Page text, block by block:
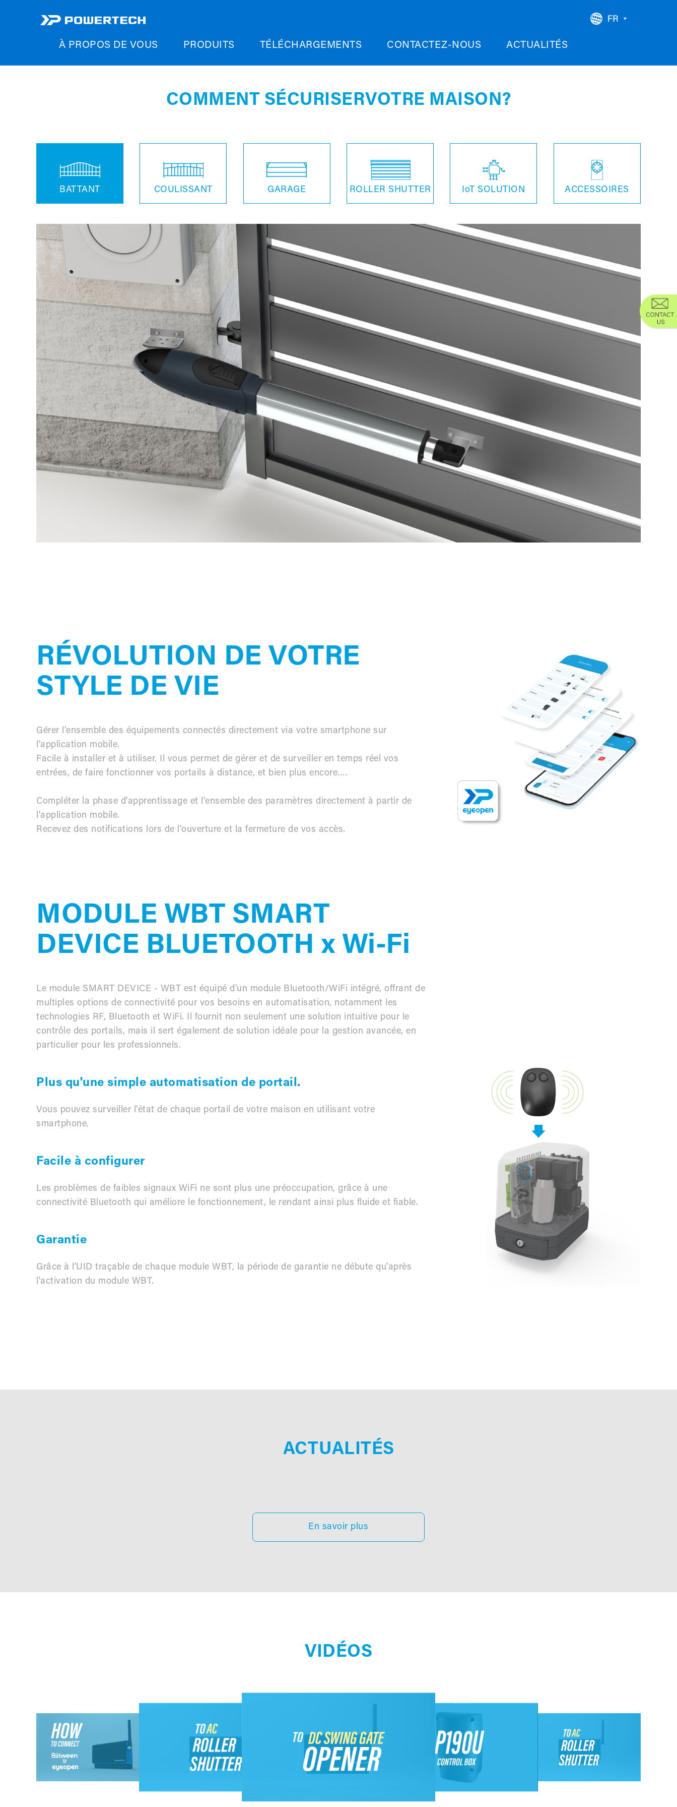
À PROPOS DE VOUS PRODUITS TÉLÉCHARGEMENTS CONTACTEZ-NOUS ACTUALITÉS
COMMENT SÉCURISERVOTRE MAISON?
BATTANT COULISSANT GARAGE ROLLER SHUTTER IoT SOLUTION ACCESSOIRES
RÉVOLUTION DE VOTRE
STYLE DE VIE
Gérer l’ensemble des équipements connectés directement via votre smartphone sur
l’application mobile.
Facile à installer et à utiliser. Il vous permet de gérer et de surveiller en temps réel vos
entrées, de faire fonctionner vos portails à distance, et bien plus encore….
Compléter la phase d'apprentissage et l'ensemble des paramètres directement à partir de
l'application mobile.
Recevez des notifications lors de l’ouverture et la fermeture de vos accès.
MODULE WBT SMART
DEVICE BLUETOOTH x Wi-Fi
Le module SMART DEVICE - WBT est équipé d'un module Bluetooth/WiFi intégré, offrant de
multiples options de connectivité pour vos besoins en automatisation, notamment les
technologies RF, Bluetooth et WiFi. Il fournit non seulement une solution intuitive pour le
contrôle des portails, mais il sert également de solution idéale pour la gestion avancée, en
particulier pour les professionnels.
Plus qu'une simple automatisation de portail.
Vous pouvez surveiller l'état de chaque portail de votre maison en utilisant votre
smartphone.
Facile à configurer
Les problèmes de faibles signaux WiFi ne sont plus une préoccupation, grâce à une
connectivité Bluetooth qui améliore le fonctionnement, le rendant ainsi plus fluide et fiable.
Garantie
Grâce à l'UID traçable de chaque module WBT, la période de garantie ne débute qu'après
l'activation du module WBT.
ACTUALITÉS
En savoir plus
VIDÉOS